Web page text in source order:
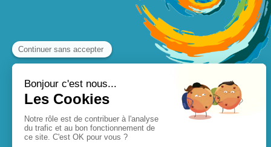
Plan du site Mentions légales